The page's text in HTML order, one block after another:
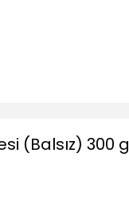
(Balsız) 300 g